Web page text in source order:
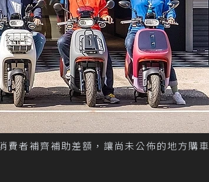
者補齊補助差額，讓尚未公佈的地方購車